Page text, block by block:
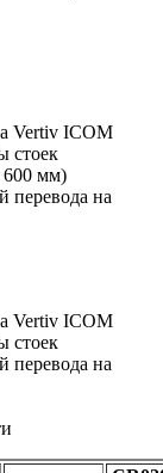
Vertiv ICOM
стоек
600 мм)
перевода на
Vertiv ICOM
стоек
перевода на